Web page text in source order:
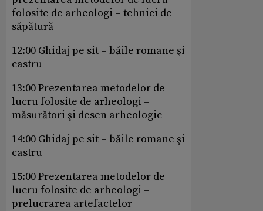
folosite de arheologi – tehnici de
săpătură
12:00 Ghidaj pe sit – băile romane şi
castru
13:00 Prezentarea metodelor de
lucru folosite de arheologi –
măsurători şi desen arheologic
14:00 Ghidaj pe sit – băile romane şi
castru
15:00 Prezentarea metodelor de
lucru folosite de arheologi –
prelucrarea artefactelor